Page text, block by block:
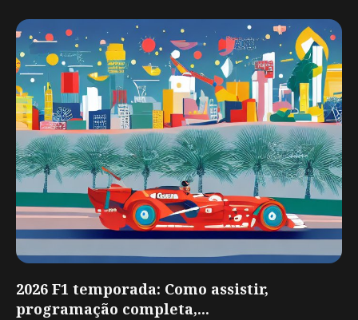
2026 F1 temporada: Como assistir,
programação completa,...